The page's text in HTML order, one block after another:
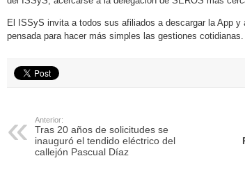
El ISSyS invita a todos sus afiliados a descargar la App
pensada para hacer más simples las gestiones cotidianas.
Anterior:
Tras 20 años de solicitudes se
inauguró el tendido eléctrico del
callejón Pascual Díaz